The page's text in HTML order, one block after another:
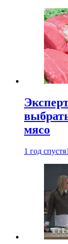
мясо
1 год спустя